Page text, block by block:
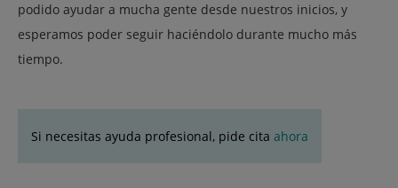
podido ayudar a mucha gente desde nuestros inicios, y
esperamos poder seguir haciéndolo durante mucho más
tiempo.
Si necesitas ayuda profesional, pide cita ahora